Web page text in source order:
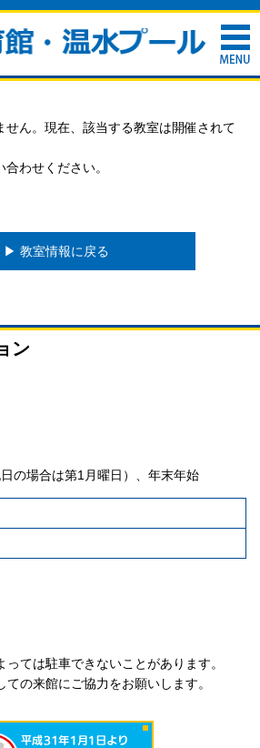
せん。現在、該当する教室は開催されて
わせください。
▶︎ 教室情報に戻る
ン
の場合は第1月曜日）、年末年始
ては駐車できないことがあります。
の来館にご協力をお願いします。